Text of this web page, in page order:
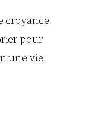
croyance
pour
une vie